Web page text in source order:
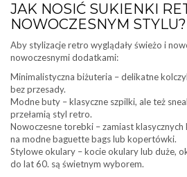
JAK NOSIĆ SUKIENKI
NOWOCZESNYM STYLU?
Aby stylizacje retro wyglądały świeżo i
nowoczesnymi dodatkami:
Minimalistyczna biżuteria – delikatne
bez przesady.
Modne buty – klasyczne szpilki, ale też
przełamią styl retro.
Nowoczesne torebki – zamiast
na modne baguette bags lub kopertówki.
Stylowe okulary – kocie okulary lub duże,
do lat 60. są świetnym wyborem.